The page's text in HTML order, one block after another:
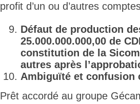
profit d’un ou d’autres
Défaut de production
25.000.000.000,00 de
constitution de la
autres après
Ambiguïté et confusion
Prêt accordé au groupe